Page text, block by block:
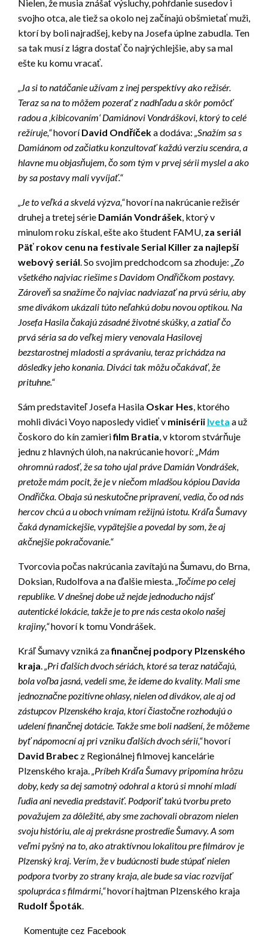
Nielen, že musia znášať výsluchy, pohŕdanie susedov i
svojho otca, ale tiež sa okolo nej začínajú obšmietať muži,
ktorí by boli najradšej, keby na Josefa úplne zabudla. Ten
sa tak musí z lágra dostať čo najrýchlejšie, aby sa mal
ešte ku komu vracať.
„Ja si to natáčanie užívam z inej perspektívy ako režisér.
Teraz sa na to môžem pozerať z nadhľadu a skôr pomôcť
radou a ‚kibicovaním‘ Damiánovi Vondráškovi, ktorý to celé
režíruje,“hovoríDavid Ondříčeka dodáva: „Snažím sa s
Damiánom od začiatku konzultovať každú verziu scenára, a
hlavne mu objasňujem, čo som tým v prvej sérii myslel a ako
by sa postavy mali vyvíjať.“
„Je to veľká a skvelá výzva,“hovorí na nakrúcanie režisér
druhej a tretej série Damián Vondrášek, ktorý v
minulom roku získal, ešte ako študent FAMU, za seriál
Päť rokov cenu na festivale Serial Killer za najlepší
webový seriál. So svojim predchodcom sa zhoduje: „Zo
všetkého najviac riešime s Davidom Ondříčkom postavy.
Zároveň sa snažíme čo najviac nadviazať na prvú sériu, aby
sme divákom ukázali túto neľahkú dobu novou optikou. Na
Josefa Hasila čakajú zásadné životné skúšky, a zatiaľ čo
prvá séria sa do veľkej miery venovala Hasilovej
bezstarostnej mladosti a správaniu, teraz prichádza na
dôsledky jeho konania. Diváci tak môžu očakávať, že
prituhne.“
Sám predstaviteľ Josefa Hasila Oskar Hes, ktorého
mohli diváci Voyo naposledy vidieť v minisérii Iveta a už
čoskoro do kín zamierifilm Bratia, v ktorom stvárňuje
jednu z hlavných úloh, na nakrúcanie hovorí: „Mám
ohromnú radosť, že sa toho ujal práve Damián Vondrášek,
pretože mám pocit, že je v niečom mladšou kópiou Davida
Ondříčka. Obaja sú neskutočne pripravení, vedia, čo od nás
hercov chcú a u oboch vnímam režijnú istotu. Kráľa Šumavy
čaká dynamickejšie, vypätejšie a povedal by som, že aj
akčnejšie pokračovanie.“
Tvorcovia počas nakrúcania zavítajú na Šumavu, do Brna,
Doksian, Rudolfova a na ďalšie miesta.„Točíme po celej
republike. V dnešnej dobe už nejde jednoducho nájsť
autentické lokácie, takže je to pre nás cesta okolo našej
krajiny,“hovorí k tomu Vondrášek.
Kráľ Šumavy vzniká zafinančnej podpory Plzenského
kraja.„Pri ďalších dvoch sériách, ktoré sa teraz natáčajú,
bola voľba jasná, vedeli sme, že ideme do kvality. Mali sme
jednoznačne pozitívne ohlasy, nielen od divákov, ale aj od
zástupcov Plzenského kraja, ktorí čiastočne rozhodujú o
udelení finančnej dotácie. Takže sme boli nadšení, že môžeme
byť nápomocní aj pri vzniku ďalších dvoch sérií,“hovorí
David Brabec z Regionálnej filmovej kancelárie
Plzenského kraja.„Príbeh Kráľa Šumavy pripomína hrôzu
doby, kedy sa dej samotný odohral a ktorú si mnohí mladí
ľudia ani nevedia predstaviť. Podporiť takú tvorbu preto
považujem za dôležité, aby sme zachovali obrazom nielen
svoju históriu, ale aj prekrásne prostredie Šumavy. A som
veľmi pyšný na to, ako atraktívnou lokalitou pre filmárov je
Plzenský kraj. Verím, že v budúcnosti bude stúpať nielen
podpora tvorby zo strany kraja, ale bude sa viac rozvíjať
spolupráca s filmármi,“hovorí hajtman Plzenského kraja
Rudolf Špoták.
Komentujte cez Facebook